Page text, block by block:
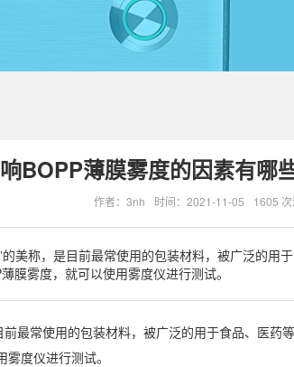
BOPP薄膜雾度的因素有哪
作者：3nh 时间：2021-11-05 1605
的美称，是目前最常使用的包装材料，被广泛的用
膜雾度，就可以使用雾度仪进行测试。
前最常使用的包装材料，被广泛的用于食品、医
雾度仪进行测试。